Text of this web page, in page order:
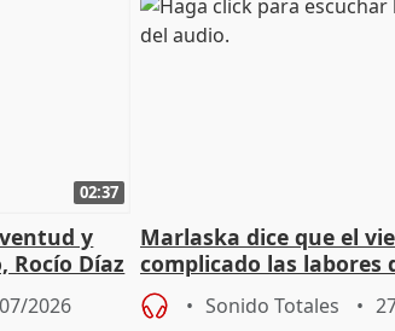
02:37
y
Rocío Díaz
2026
Marlaska dice que el
complicado las labores
durante la madrugada
Sonido Totales